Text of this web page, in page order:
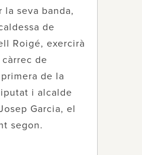
la seva banda,
de
Roigé, exercirà
de
de la
i alcalde
Garcia, el
segon.